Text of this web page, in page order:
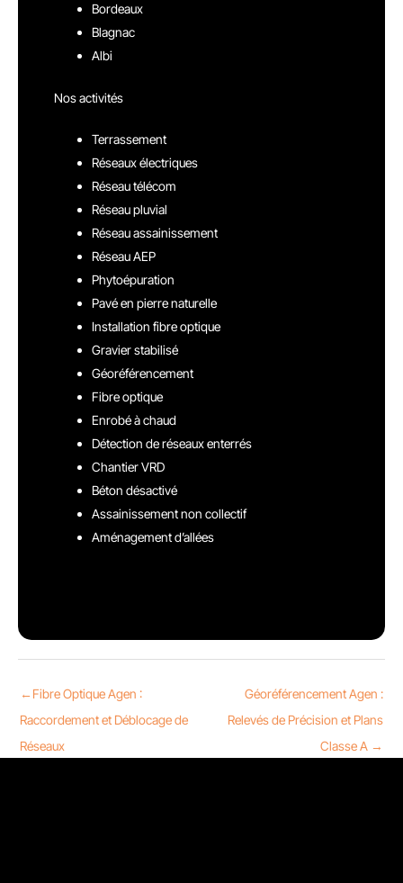
Bordeaux
Blagnac
Albi
Nos activités
Terrassement
Réseaux électriques
Réseau télécom
Réseau pluvial
Réseau assainissement
Réseau AEP
Phytoépuration
Pavé en pierre naturelle
Installation fibre optique
Gravier stabilisé
Géoréférencement
Fibre optique
Enrobé à chaud
Détection de réseaux enterrés
Chantier VRD
Béton désactivé
Assainissement non collectif
Aménagement d’allées
←Fibre Optique Agen :
Raccordement et Déblocage de
Réseaux
Géoréférencement Agen :
Relevés de Précision et Plans
Classe A →